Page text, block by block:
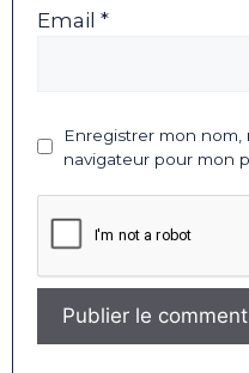
Email *
Enregistrer mon
navigateur pour mon